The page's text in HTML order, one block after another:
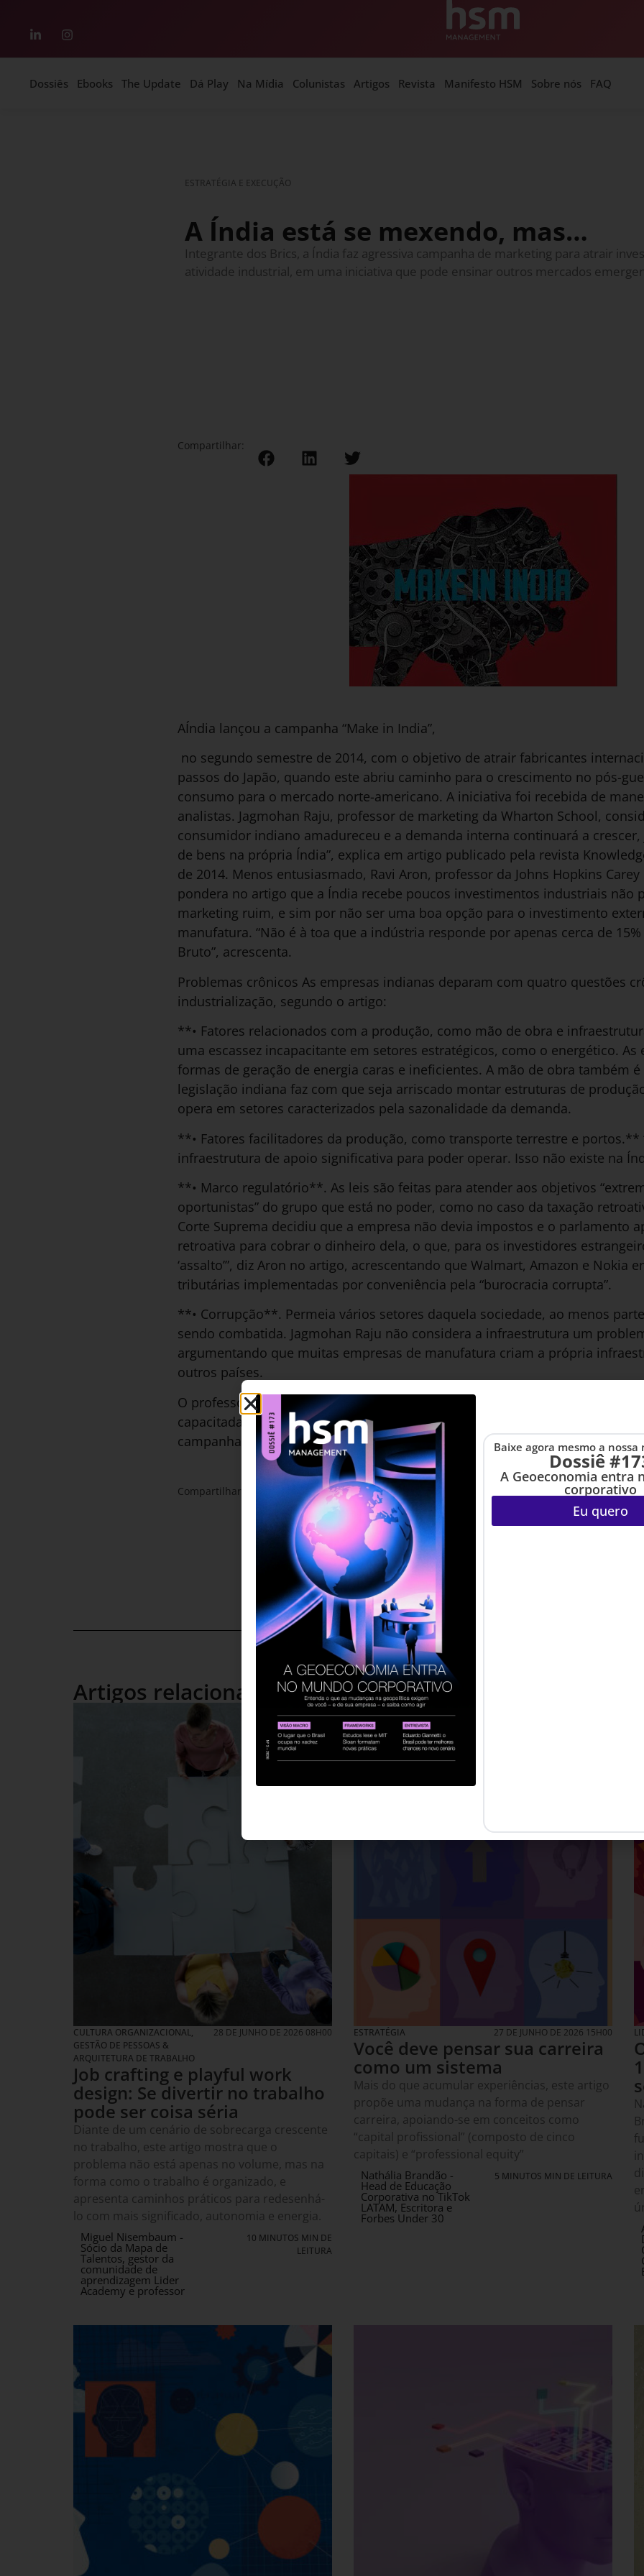
Dossiês Ebooks The Update Dá Play Na Mídia Colunistas Artigos Revista Manifesto HSM Sobre nós FAQ
ESTRATÉGIA E EXECUÇÃO
A Índia está se mexendo, mas…
Integrante dos Brics, a Índia faz agressiva campanha de marketing para atrair
atividade industrial, em uma iniciativa que pode ensinar outros mercados
Compartilhar:
AÍndia lançou a campanha “Make in India”,
no segundo semestre de 2014, com o objetivo de atrair fabricantes
passos do Japão, quando este abriu caminho para o crescimento no pós-
consumo para o mercado norte-americano. A iniciativa foi recebida de
analistas. Jagmohan Raju, professor de marketing da Wharton School,
consumidor indiano amadureceu e a demanda interna continuará a
de bens na própria Índia”, explica em artigo publicado pela revista
de 2014. Menos entusiasmado, Ravi Aron, professor da Johns Hopkins Carey
pondera no artigo que a Índia recebe poucos investimentos industriais não
marketing ruim, e sim por não ser uma boa opção para o investimento
manufatura. “Não é à toa que a indústria responde por apenas cerca de
Bruto”, acrescenta.
Problemas crônicos As empresas indianas deparam com quatro questões
industrialização, segundo o artigo:
**• Fatores relacionados com a produção, como mão de obra e
uma escassez incapacitante em setores estratégicos, como o energético. As
formas de geração de energia caras e ineficientes. A mão de obra também
legislação indiana faz com que seja arriscado montar estruturas de
opera em setores caracterizados pela sazonalidade da demanda.
**• Fatores facilitadores da produção, como transporte terrestre e portos.**
infraestrutura de apoio significativa para poder operar. Isso não existe na
**• Marco regulatório**. As leis são feitas para atender aos objetivos
oportunistas” do grupo que está no poder, como no caso da taxação
Corte Suprema decidiu que a empresa não devia impostos e o parlamento
retroativa para cobrar o dinheiro dela, o que, para os investidores
‘assalto’”, diz Aron no artigo, acrescentando que Walmart, Amazon e Nokia
tributárias implementadas por conveniência pela “burocracia corrupta”.
**• Corrupção**. Permeia vários setores daquela sociedade, ao menos
sendo combatida. Jagmohan Raju não considera a infraestrutura um
argumentando que muitas empresas de manufatura criam a própria
outros países.
O professor da Wharton afirma estar mais preocupado com a
capacitada para a indústria, apontando um quinto déficit que afasta
campanha de marketing reverterá isso.
Compartilhar:
Artigos relacionados
CULTURA ORGANIZACIONAL,
GESTÃO DE PESSOAS &
ARQUITETURA DE TRABALHO
28 DE JUNHO DE 2026 08H00
Job crafting e playful work
design: Se divertir no trabalho
pode ser coisa séria
Diante de um cenário de sobrecarga crescente
no trabalho, este artigo mostra que o
problema não está apenas no volume, mas na
forma como o trabalho é organizado, e
apresenta caminhos práticos para redesenhá-
lo com mais significado, autonomia e energia.
Miguel Nisembaum -
Sócio da Mapa de
Talentos, gestor da
comunidade de
aprendizagem Lider
Academy e professor
10 MINUTOS MIN DE
LEITURA
ESTRATÉGIA 27 DE JUNHO DE 2026 15H00
Você deve pensar sua carreira
como um sistema
Mais do que acumular experiências, este artigo
propõe uma mudança na forma de pensar
carreira, apoiando-se em conceitos como
“capital profissional” (composto de cinco
capitais) e “professional equity”
Nathália Brandão -
Head de Educação
Corporativa no TikTok
LATAM, Escritora e
Forbes Under 30
5 MINUTOS MIN DE LEITURA
Baixe agora mesmo a nossa
Dossiê
A Geoeconomia entra
corporativo
Eu quero